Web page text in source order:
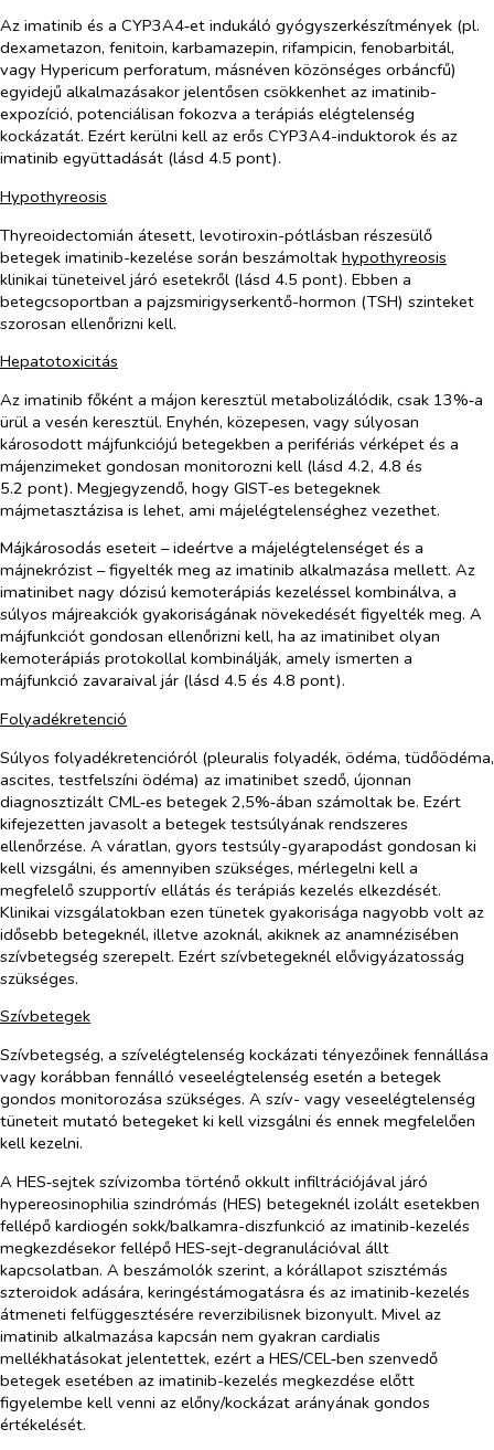
Az imatinib és a CYP3A4‑et indukáló gyógyszerkészítmények (pl.
dexametazon, fenitoin, karbamazepin, rifampicin, fenobarbitál,
vagy Hypericum perforatum, másnéven közönséges orbáncfű)
egyidejű alkalmazásakor jelentősen csökkenhet az imatinib-
expozíció, potenciálisan fokozva a terápiás elégtelenség
kockázatát. Ezért kerülni kell az erős CYP3A4-induktorok és az
imatinib együttadását (lásd 4.5 pont).
Hypothyreosis
Thyreoidectomián átesett, levotiroxin-pótlásban részesülő
betegek imatinib-kezelése során beszámoltak hypothyreosis
klinikai tüneteivel járó esetekről (lásd 4.5 pont). Ebben a
betegcsoportban a pajzsmirigyserkentő-hormon (TSH) szinteket
szorosan ellenőrizni kell.
Hepatotoxicitás
Az imatinib főként a májon keresztül metabolizálódik, csak 13%‑a
ürül a vesén keresztül. Enyhén, közepesen, vagy súlyosan
károsodott májfunkciójú betegekben a perifériás vérképet és a
májenzimeket gondosan monitorozni kell (lásd 4.2, 4.8 és
5.2 pont). Megjegyzendő, hogy GIST‑es betegeknek
májmetasztázisa is lehet, ami májelégtelenséghez vezethet.
Májkárosodás eseteit – ideértve a májelégtelenséget és a
májnekrózist – figyelték meg az imatinib alkalmazása mellett. Az
imatinibet nagy dózisú kemoterápiás kezeléssel kombinálva, a
súlyos májreakciók gyakoriságának növekedését figyelték meg. A
májfunkciót gondosan ellenőrizni kell, ha az imatinibet olyan
kemoterápiás protokollal kombinálják, amely ismerten a
májfunkció zavaraival jár (lásd 4.5 és 4.8 pont).
Folyadékretenció
Súlyos folyadékretencióról (pleuralis folyadék, ödéma, tüdőödéma,
ascites, testfelszíni ödéma) az imatinibet szedő, újonnan
diagnosztizált CML‑es betegek 2,5%‑ában számoltak be. Ezért
kifejezetten javasolt a betegek testsúlyának rendszeres
ellenőrzése. A váratlan, gyors testsúly-gyarapodást gondosan ki
kell vizsgálni, és amennyiben szükséges, mérlegelni kell a
megfelelő szupportív ellátás és terápiás kezelés elkezdését.
Klinikai vizsgálatokban ezen tünetek gyakorisága nagyobb volt az
idősebb betegeknél, illetve azoknál, akiknek az anamnézisében
szívbetegség szerepelt. Ezért szívbetegeknél elővigyázatosság
szükséges.
Szívbetegek
Szívbetegség, a szívelégtelenség kockázati tényezőinek fennállása
vagy korábban fennálló veseelégtelenség esetén a betegek
gondos monitorozása szükséges. A szív- vagy veseelégtelenség
tüneteit mutató betegeket ki kell vizsgálni és ennek megfelelően
kell kezelni.
A HES‑sejtek szívizomba történő okkult infiltrációjával járó
hypereosinophilia szindrómás (HES) betegeknél izolált esetekben
fellépő kardiogén sokk/balkamra-diszfunkció az imatinib-kezelés
megkezdésekor fellépő HES‑sejt-degranulációval állt
kapcsolatban. A beszámolók szerint, a kórállapot szisztémás
szteroidok adására, keringéstámogatásra és az imatinib-kezelés
átmeneti felfüggesztésére reverzibilisnek bizonyult. Mivel az
imatinib alkalmazása kapcsán nem gyakran cardialis
mellékhatásokat jelentettek, ezért a HES/CEL‑ben szenvedő
betegek esetében az imatinib-kezelés megkezdése előtt
figyelembe kell venni az előny/kockázat arányának gondos
értékelését.